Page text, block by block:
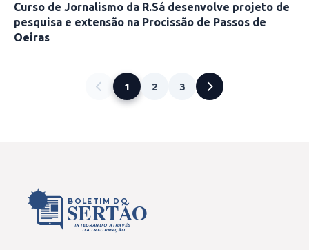
Curso de Jornalismo da R.Sá desenvolve projeto de
pesquisa e extensão na Procissão de Passos de
Oeiras
1 2 3
BOLETIM DO
SERTÃO
INTEGRANDO ATRAVÉS
DA INFORMAÇÃO